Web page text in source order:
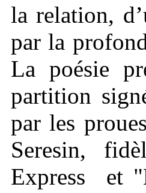
la relation,
par la
La poésie
partition
par les
Seresin,
Express et